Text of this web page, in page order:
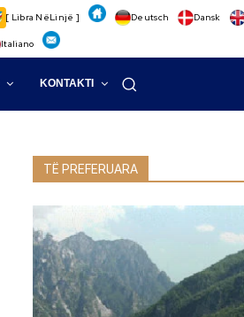
[ Libra NëLinjë ] Deutsch Dansk
Italiano
KONTAKTI
TË PREFERUARA